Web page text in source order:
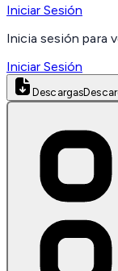
Iniciar Sesión
Inicia sesión para
Iniciar Sesión
Descargas